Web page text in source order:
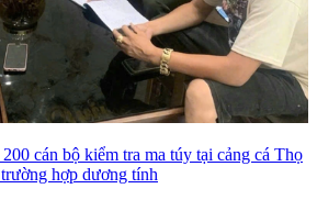
cán bộ kiểm tra ma túy tại cảng cá Thọ
hợp dương tính